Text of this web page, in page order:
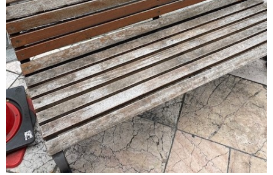
車のこと
カー・コンシェル
車のこと
展示車両紹介
お車の買取下取
カー・コンシェルのお約束
保険のこと